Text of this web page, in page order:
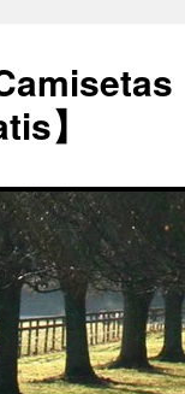
】